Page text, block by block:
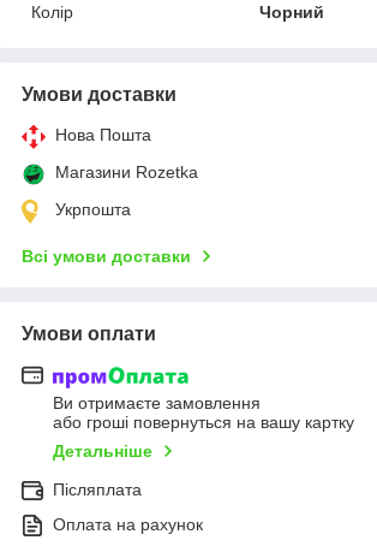
Колір
Чорний
Умови доставки
Нова Пошта
Магазини Rozetka
Укрпошта
Всі умови доставки
Умови оплати
Ви отримаєте замовлення
або гроші повернуться на вашу картку
Детальніше
Післяплата
Оплата на рахунок